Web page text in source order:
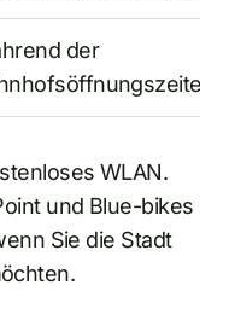
der
WLAN.
und Blue-bikes
Sie die Stadt